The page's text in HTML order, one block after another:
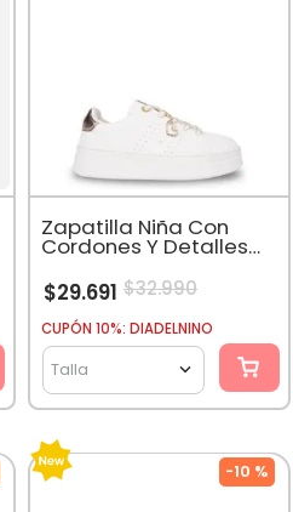
Zapatilla Niña Con
Cordones Y Detalles
$29.691 $32.990
CUPÓN 10%: DIADELNINO
Talla
-10 %